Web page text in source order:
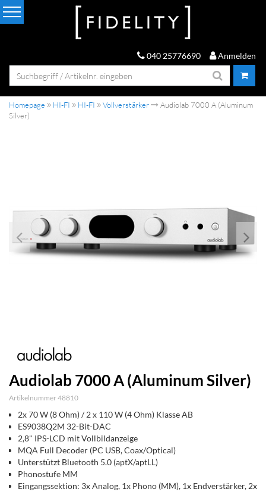
040 25776690 Anmelden
Homepage HI-FI HI-FI Vollverstärker
Audiolab 7000 A (Aluminum
Silver)
Audiolab 7000 A (Aluminum Silver)
Artikelnummer 48810
2x 70 W (8 Ohm) / 2 x 110 W (4 Ohm) Klasse AB
ES9038Q2M 32-Bit-DAC
2,8" IPS-LCD mit Vollbildanzeige
MQA Full Decoder (PC USB, Coax/Optical)
Unterstützt Bluetooth 5.0 (aptX/aptLL)
Phonostufe MM
Eingangssektion: 3x Analog, 1x Phono (MM), 1x Endverstärker, 2x